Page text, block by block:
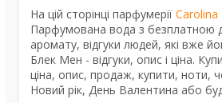
На цій сторінці парфумерії Carolina
Парфумована вода з безплатною
аромату, відгуки людей, які вже
Блек Мен - відгуки, опис і ціна.
ціна, опис, продаж, купити, ноти,
Новий рік, День Валентина або